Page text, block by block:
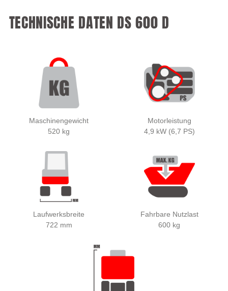
TECHNISCHE DATEN DS 600 D
Maschinengewicht
520 kg
Motorleistung
4,9 kW (6,7 PS)
Laufwerksbreite
722 mm
Fahrbare Nutzlast
600 kg